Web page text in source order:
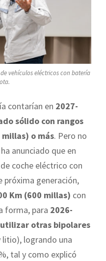
vehículos eléctricos con batería
contarían en 2027-
sólido con rangos
o más. Pero no
anunciado que en
coche eléctrico con
próxima generación,
Km (600 millas) con
forma, para 2026-
otras bipolares
logrando una
tal y como explicó